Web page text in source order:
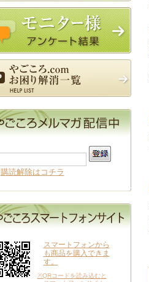
購読解除はコチラ
スマートフォンから
も商品を購入できま
す。
※QRコードを読み込むと